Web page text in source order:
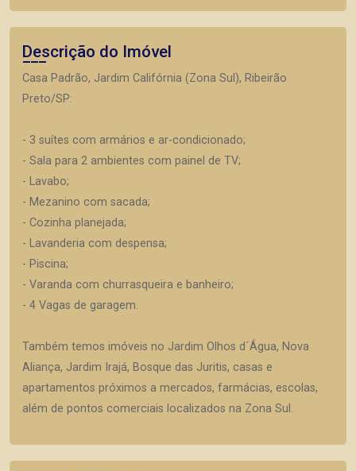
Descrição do Imóvel
Casa Padrão, Jardim Califórnia (Zona Sul), Ribeirão
Preto/SP:
- 3 suítes com armários e ar-condicionado;
- Sala para 2 ambientes com painel de TV;
- Lavabo;
- Mezanino com sacada;
- Cozinha planejada;
- Lavanderia com despensa;
- Piscina;
- Varanda com churrasqueira e banheiro;
- 4 Vagas de garagem.
Também temos imóveis no Jardim Olhos d´Água, Nova
Aliança, Jardim Irajá, Bosque das Juritis, casas e
apartamentos próximos a mercados, farmácias, escolas,
além de pontos comerciais localizados na Zona Sul.